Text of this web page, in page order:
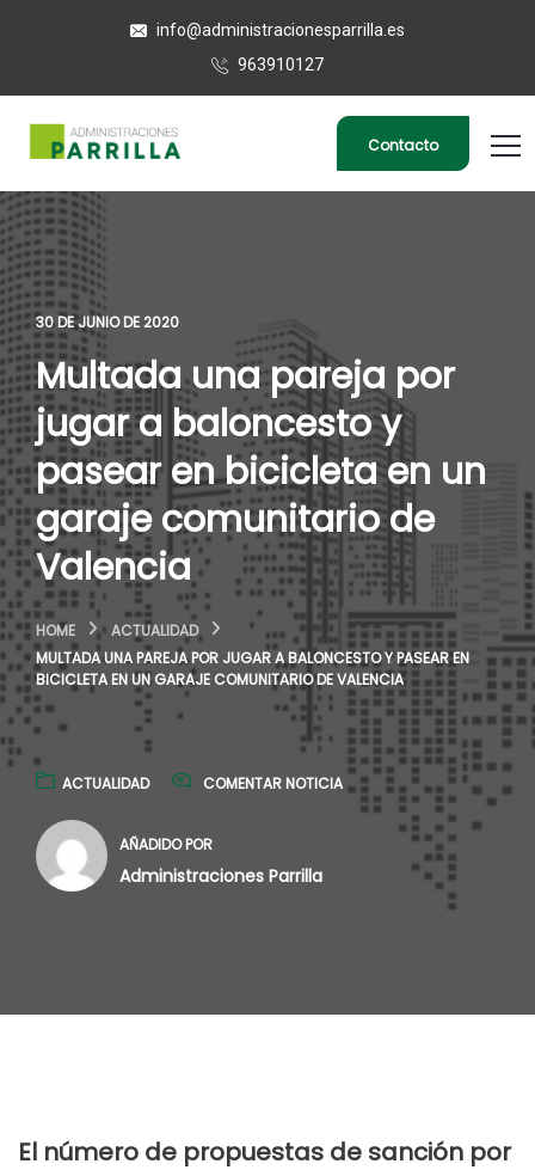
info@administracionesparrilla.es
963910127
Contacto
30 DE JUNIO DE 2020
Multada una pareja por
jugar a baloncesto y
pasear en bicicleta en un
garaje comunitario de
Valencia
HOME
ACTUALIDAD
MULTADA UNA PAREJA POR JUGAR A BALONCESTO Y PASEAR EN
BICICLETA EN UN GARAJE COMUNITARIO DE VALENCIA
ACTUALIDAD COMENTAR NOTICIA
AÑADIDO POR
Administraciones Parrilla
El número de propuestas de sanción por